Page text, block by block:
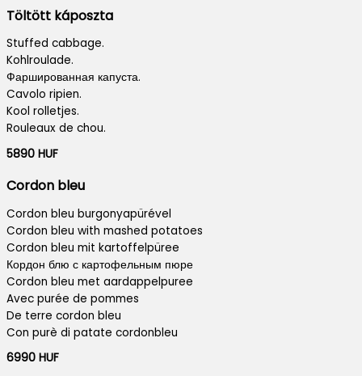
Töltött káposzta
Stuffed cabbage.
Kohlroulade.
Фаршированная капуста.
Cavolo ripien.
Kool rolletjes.
Rouleaux de chou.
5890 HUF
Cordon bleu
Cordon bleu burgonyapürével
Cordon bleu with mashed potatoes
Cordon bleu mit kartoffelpüree
Кордон блю с картофельным пюре
Cordon bleu met aardappelpuree
Avec purée de pommes
De terre cordon bleu
Con purè di patate cordonbleu
6990 HUF